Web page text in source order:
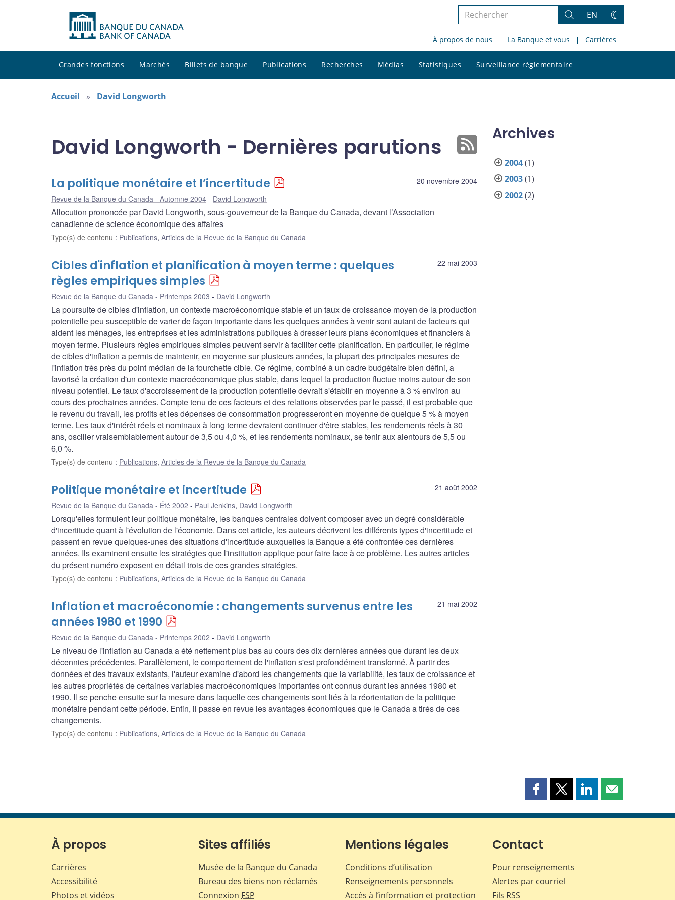
Rechercher
le
site
Rechercher
EN
Changez
thème
À propos de nous La Banque et vous Carrières
Grandes fonctions Marchés Billets de banque Publications Recherches Médias Statistiques Surveillance réglementaire
le
Accueil David Longworth
David Longworth - Dernières parutions
20 novembre 2004
La politique monétaire et l’incertitude
Revue de la Banque du Canada - Automne 2004 David Longworth
Allocution prononcée par David Longworth, sous-gouverneur de la Banque du Canada, devant l’Association
canadienne de science économique des affaires
Type(s) de contenu : Publications, Articles de la Revue de la Banque du Canada
22 mai 2003
Cibles d'inflation et planification à moyen terme : quelques
règles empiriques simples
Revue de la Banque du Canada - Printemps 2003 David Longworth
La poursuite de cibles d'inflation, un contexte macroéconomique stable et un taux de croissance moyen de la production
potentielle peu susceptible de varier de façon importante dans les quelques années à venir sont autant de facteurs qui
aident les ménages, les entreprises et les administrations publiques à dresser leurs plans économiques et financiers à
moyen terme. Plusieurs règles empiriques simples peuvent servir à faciliter cette planification. En particulier, le régime
de cibles d'inflation a permis de maintenir, en moyenne sur plusieurs années, la plupart des principales mesures de
l'inflation très près du point médian de la fourchette cible. Ce régime, combiné à un cadre budgétaire bien défini, a
favorisé la création d'un contexte macroéconomique plus stable, dans lequel la production fluctue moins autour de son
niveau potentiel. Le taux d'accroissement de la production potentielle devrait s'établir en moyenne à 3 % environ au
cours des prochaines années. Compte tenu de ces facteurs et des relations observées par le passé, il est probable que
le revenu du travail, les profits et les dépenses de consommation progresseront en moyenne de quelque 5 % à moyen
terme. Les taux d'intérêt réels et nominaux à long terme devraient continuer d'être stables, les rendements réels à 30
ans, osciller vraisemblablement autour de 3,5 ou 4,0 %, et les rendements nominaux, se tenir aux alentours de 5,5 ou
6,0 %.
Type(s) de contenu : Publications, Articles de la Revue de la Banque du Canada
21 août 2002
Politique monétaire et incertitude
Revue de la Banque du Canada - Été 2002 Paul Jenkins, David Longworth
Lorsqu'elles formulent leur politique monétaire, les banques centrales doivent composer avec un degré considérable
d'incertitude quant à l'évolution de l'économie. Dans cet article, les auteurs décrivent les différents types d'incertitude et
passent en revue quelques-unes des situations d'incertitude auxquelles la Banque a été confrontée ces dernières
années. Ils examinent ensuite les stratégies que l'institution applique pour faire face à ce problème. Les autres articles
du présent numéro exposent en détail trois de ces grandes stratégies.
Type(s) de contenu : Publications, Articles de la Revue de la Banque du Canada
21 mai 2002
Inflation et macroéconomie : changements survenus entre les
années 1980 et 1990
Revue de la Banque du Canada - Printemps 2002 David Longworth
Le niveau de l'inflation au Canada a été nettement plus bas au cours des dix dernières années que durant les deux
décennies précédentes. Parallèlement, le comportement de l'inflation s'est profondément transformé. À partir des
données et des travaux existants, l'auteur examine d'abord les changements que la variabilité, les taux de croissance et
les autres propriétés de certaines variables macroéconomiques importantes ont connus durant les années 1980 et
1990. Il se penche ensuite sur la mesure dans laquelle ces changements sont liés à la réorientation de la politique
monétaire pendant cette période. Enfin, il passe en revue les avantages économiques que le Canada a tirés de ces
changements.
Type(s) de contenu : Publications, Articles de la Revue de la Banque du Canada
Archives
2004(1)
2003(1)
2002(2)
Partager
page
Facebook
Partager
page
Partager
page
Partager
page
À propos
Carrières
Accessibilité
Photos et vidéos
Sites affiliés
Musée de la Banque du Canada
Bureau des biens non réclamés
Connexion FSP
Mentions légales
Conditions d’utilisation
Renseignements personnels
Accès à l’information et protection
Contact
Pour renseignements
Alertes par courriel
Fils RSS